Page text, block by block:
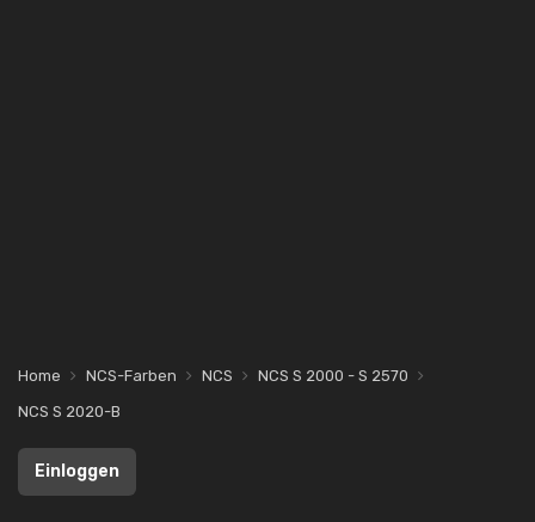
Home NCS-Farben NCS
NCS S 2000 - S 2570
NCS S 2020-B
Einloggen